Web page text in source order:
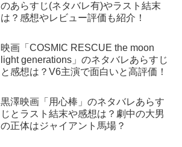
のあらすじ(ネタバレ有)やラスト結末
は？感想やレビュー評価も紹介！
映画「COSMIC RESCUE the moon
light generations」のネタバレあらすじ
と感想は？V6主演で面白いと高評価！
黒澤映画「用心棒」のネタバレあらす
じとラスト結末や感想は？劇中の大男
の正体はジャイアント馬場？